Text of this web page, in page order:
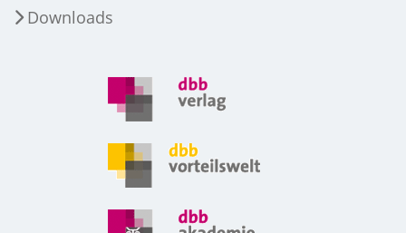
Downloads